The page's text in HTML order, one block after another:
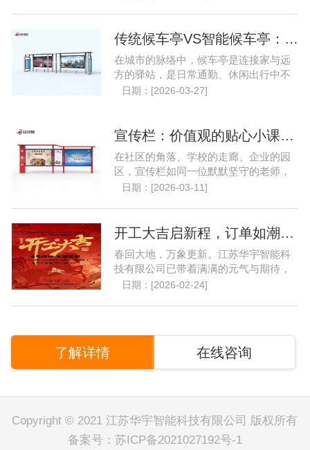
传统候车亭VS智能候车亭：谁更懂你的出行需求？..
在城市的脉络中，候车亭是连接家与远
方的驿站，是日常通勤、休闲出行中不
可或缺的节点。从遮风挡......
日期：[2026-03-27]
宣传栏：价值观的贴心小课堂..
在社区的角落、学校的走廊、企业的园
区，宣传栏如同一位默默坚守的老师，
以它独特的方式，成为了......
日期：[2026-03-11]
开工大吉启新程，订单如潮开门红..
春回大地，万象更新。江苏华宇智能科
技有限公司已带着满满的元气与期待，
重返熟悉的岗位，以崭新......
日期：[2026-02-24]
了解详情 在线咨询
Copyright © 2021 江苏华宇智能科技有限公司 版权所有
备案号： 苏ICP备2021027192号-1